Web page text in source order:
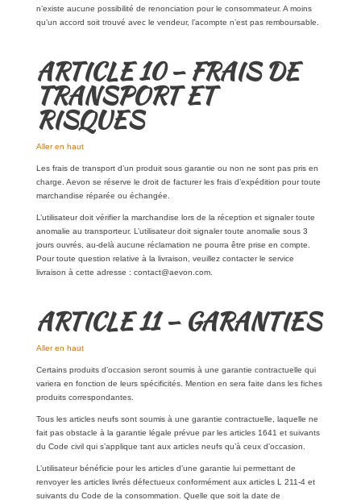
n’existe aucune possibilité de renonciation pour le consommateur. A moins
qu’un accord soit trouvé avec le vendeur, l’acompte n’est pas remboursable.
ARTICLE 10 – FRAIS DE
TRANSPORT ET
RISQUES
Aller en haut
Les frais de transport d’un produit sous garantie ou non ne sont pas pris en
charge. Aevon se réserve le droit de facturer les frais d’expédition pour toute
marchandise réparée ou échangée.
L’utilisateur doit vérifier la marchandise lors de la réception et signaler toute
anomalie au transporteur. L’utilisateur doit signaler toute anomalie sous 3
jours ouvrés, au-delà aucune réclamation ne pourra être prise en compte.
Pour toute question relative à la livraison, veuillez contacter le service
livraison à cette adresse : contact@aevon.com.
ARTICLE 11 – GARANTIES
Aller en haut
Certains produits d’occasion seront soumis à une garantie contractuelle qui
variera en fonction de leurs spécificités. Mention en sera faite dans les fiches
produits correspondantes.
Tous les articles neufs sont soumis à une garantie contractuelle, laquelle ne
fait pas obstacle à la garantie légale prévue par les articles 1641 et suivants
du Code civil qui s’applique tant aux articles neufs qu’à ceux d’occasion.
L’utilisateur bénéficie pour les articles d’une garantie lui permettant de
renvoyer les articles livrés défectueux conformément aux articles L 211-4 et
suivants du Code de la consommation. Quelle que soit la date de